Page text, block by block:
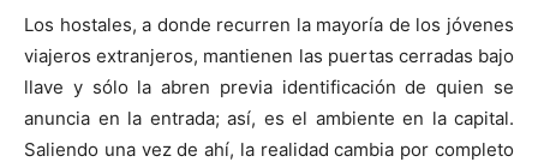
Los hostales, a donde recurren la mayoría de los jóvenes
viajeros extranjeros, mantienen las puertas cerradas bajo
llave y sólo la abren previa identificación de quien se
anuncia en la entrada; así, es el ambiente en la capital.
Saliendo una vez de ahí, la realidad cambia por completo